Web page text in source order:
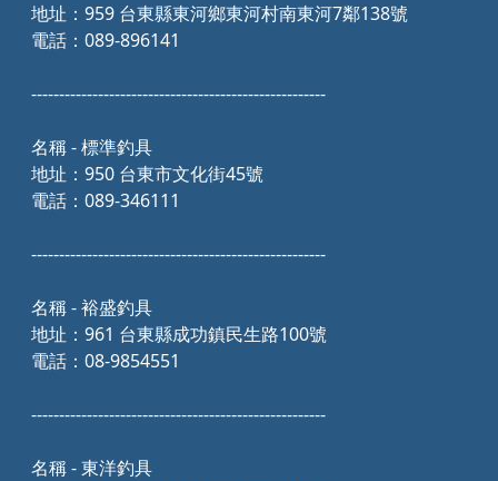
地址：959 台東縣東河鄉東河村南東河7鄰138號
電話：089-896141
-----------------------------------------------------
名稱 - 標準釣具
地址：950 台東市文化街45號
電話：089-346111
-----------------------------------------------------
名稱 - 裕盛釣具
地址：961 台東縣成功鎮民生路100號
電話：08-9854551
-----------------------------------------------------
名稱 - 東洋釣具